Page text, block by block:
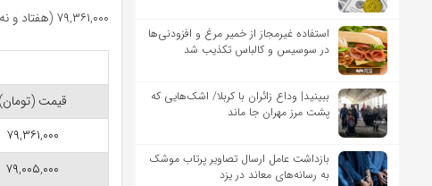
استفاده غیرمجاز از خمیر مرغ و افزودنی‌ها
در سوسیس و کالباس تکذیب شد
ببینید| وداع زائران با کربلا/ اشک‌هایی که
پشت مرز مهران جا ماند
بازداشت عامل ارسال تصاویر پرتاب موشک
به رسانه‌های معاند در یزد
۷۹,۳۶۱,۰۰۰ (هفتاد و نه میلیون و سیصد و شصت و یک هزار) تومان رسید.
قیمت (تومان)
۷۹,۳۶۱,۰۰۰
۷۹,۰۰۵,۰۰۰